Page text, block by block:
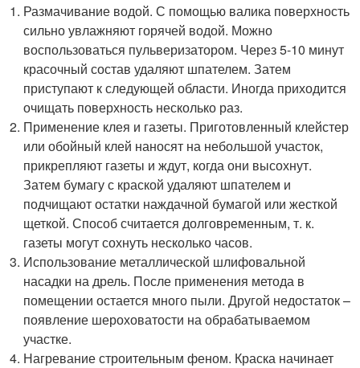
Размачивание водой. С помощью валика поверхность
сильно увлажняют горячей водой. Можно
воспользоваться пульверизатором. Через 5-10 минут
красочный состав удаляют шпателем. Затем
приступают к следующей области. Иногда приходится
очищать поверхность несколько раз.
Применение клея и газеты. Приготовленный клейстер
или обойный клей наносят на небольшой участок,
прикрепляют газеты и ждут, когда они высохнут.
Затем бумагу с краской удаляют шпателем и
подчищают остатки наждачной бумагой или жесткой
щеткой. Способ считается долговременным, т. к.
газеты могут сохнуть несколько часов.
Использование металлической шлифовальной
насадки на дрель. После применения метода в
помещении остается много пыли. Другой недостаток –
появление шероховатости на обрабатываемом
участке.
Нагревание строительным феном. Краска начинает